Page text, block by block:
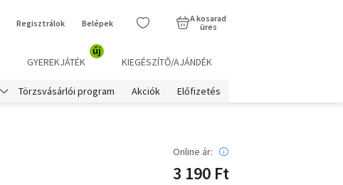
Regisztrálok Belépek
A kosarad
üres
GYEREKJÁTÉK
új
KIEGÉSZÍTŐ/AJÁNDÉK
Törzsvásárlói program Akciók Előfizetés
Online ár:
3 190 Ft